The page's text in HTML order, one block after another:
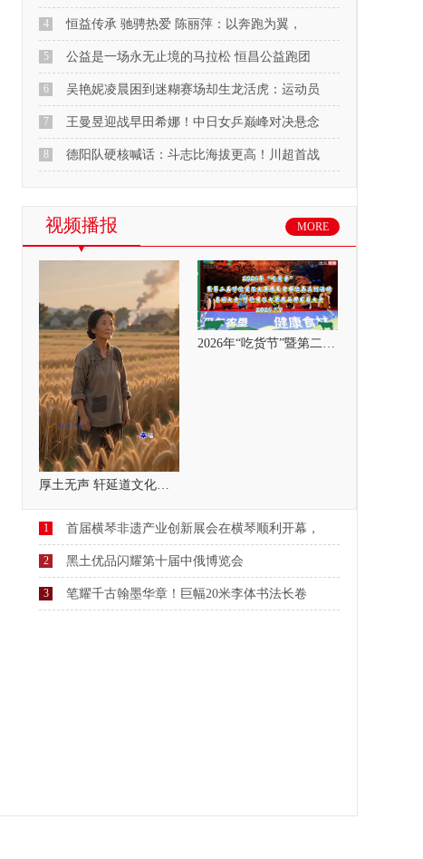
4 恒益传承 驰骋热爱 陈丽萍：以奔跑为翼，
5 公益是一场永无止境的马拉松 恒昌公益跑团
6 吴艳妮凌晨困到迷糊赛场却生龙活虎：运动员
7 王曼昱迎战早田希娜！中日女乒巅峰对决悬念
8 德阳队硬核喊话：斗志比海拔更高！川超首战
视频播报 MORE
厚土无声 轩延道文化，疗愈自己，温暖他人
2026年“吃货节”暨第二届呼伦贝尔大草
1 首届横琴非遗产业创新展会在横琴顺利开幕，
2 黑土优品闪耀第十届中俄博览会
3 笔耀千古翰墨华章！巨幅20米李体书法长卷